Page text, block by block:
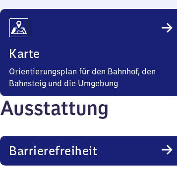
Karte
Orientierungsplan für den Bahnhof, den
Bahnsteig und die Umgebung
Ausstattung
Barrierefreiheit